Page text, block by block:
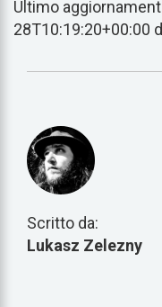
Ultimo
28T10:19:20+00:00
Scritto da:
Lukasz Zelezny